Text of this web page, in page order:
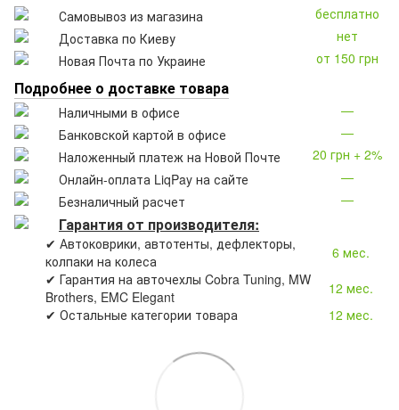
Самовывоз из магазина
бесплатно
Доставка по Киеву
нет
Новая Почта по Украине
от 150 грн
Подробнее о доставке товара
Наличными в офисе
—
Банковской картой в офисе
—
Наложенный платеж на Новой Почте
20 грн + 2%
Онлайн-оплата LiqPay на сайте
—
Безналичный расчет
—
Гарантия от производителя:
✔ Автоковрики, автотенты, дефлекторы,
колпаки на колеса
6 мес.
✔ Гарантия на авточехлы Cobra Tuning, MW
Brothers, EMC Elegant
12 мес.
✔ Остальные категории товара
12 мес.